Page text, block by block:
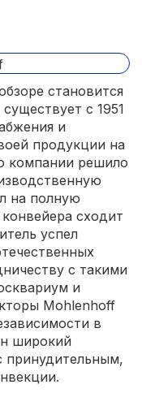
становится
с 1951
и
продукции на
компании решило
на полную
сходит
успел
с такими
и
Mohlenhoff
в
широкий
принудительным,